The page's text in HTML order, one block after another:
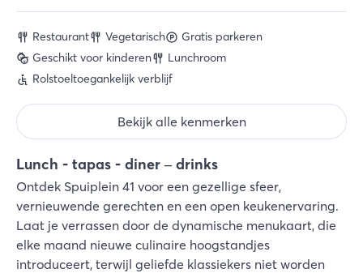
Lunch - tapas - diner – drinks
Ontdek Spuiplein 41 voor een gezellige sfeer,
vernieuwende gerechten en een open keukenervaring.
Laat je verrassen door de dynamische menukaart, die
elke maand nieuwe culinaire hoogstandjes
introduceert, terwijl geliefde klassiekers niet worden
Restaurant Vegetarisch
Gratis parkeren
Geschikt voor kinderen
Lunchroom
Rolstoeltoegankelijk verblijf
Bekijk alle kenmerken